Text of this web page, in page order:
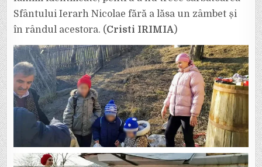
Sfântului Ierarh Nicolae fără a lăsa un zâmbet și
în rândul acestora. (Cristi IRIMIA)